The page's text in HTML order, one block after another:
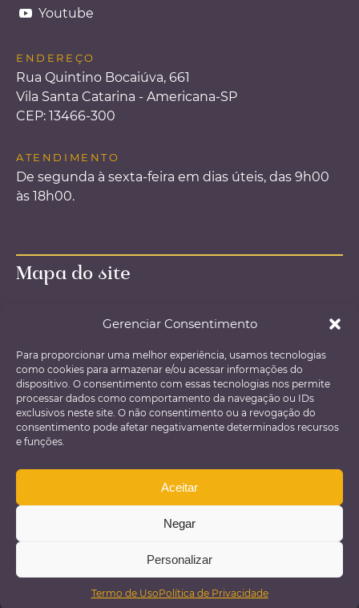
Gerenciar Consentimento
Para proporcionar uma melhor experiência, usamos tecnologias
como cookies para armazenar e/ou acessar informações do
dispositivo. O consentimento com essas tecnologias nos permite
processar dados como comportamento da navegação ou IDs
exclusivos neste site. O não consentimento ou a revogação do
consentimento pode afetar negativamente determinados recursos
e funções.
Aceitar
Negar
Personalizar
Termo de UsoPolítica de Privacidade
Youtube
ENDEREÇO
Rua Quintino Bocaiúva, 661
Vila Santa Catarina - Americana-SP
CEP: 13466-300
ATENDIMENTO
De segunda à sexta-feira em dias úteis, das 9h00
às 18h00.
Mapa do site
Página inicial – Home
Áreas de atuação
Agendamento de consultas
E-books e materiais gratuitos
Política de Privacidade
Política de Qualidade
Fale conosco
© Advocacia Rodella 2026-Todos os direitos reservados.